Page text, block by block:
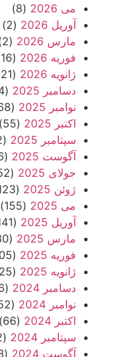
می 2026
(8)
آوریل 2026
(2)
مارس 2026
(2)
فوریه 2026
(16)
ژانویه 2026
(21)
دسامبر 2025
(74)
نوامبر 2025
(68)
اکتبر 2025
(55)
سپتامبر 2025
(92)
آگوست 2025
(96)
جولای 2025
(152)
ژوئن 2025
(123)
می 2025
(155)
آوریل 2025
(141)
مارس 2025
(30)
فوریه 2025
(105)
ژانویه 2025
(125)
دسامبر 2024
(76)
نوامبر 2024
(52)
اکتبر 2024
(66)
سپتامبر 2024
(62)
آگوست 2024
(43)